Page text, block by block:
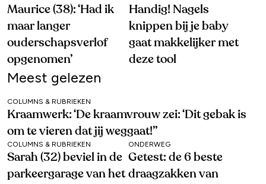
Maurice (38): ‘Had ik
maar langer
ouderschapsverlof
opgenomen’
Handig! Nagels
knippen bij je baby
gaat makkelijker met
deze tool
Meest gelezen
COLUMNS & RUBRIEKEN
Kraamwerk: ‘De kraamvrouw zei: ‘Dit gebak is
om te vieren dat jij weggaat!’’
COLUMNS & RUBRIEKEN
Sarah (32) beviel in de
parkeergarage van het
ONDERWEG
Getest: de 6 beste
draagzakken van